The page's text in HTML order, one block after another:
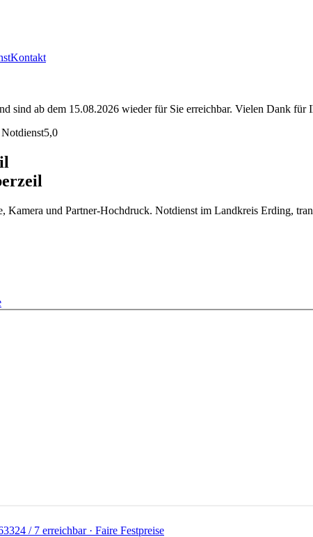
Kontakt
sind ab dem 15.08.2026 wieder für Sie erreichbar. Vielen Dank für
5,0
Kamera und Partner-Hochdruck. Notdienst im Landkreis Erding,
24 / 7 erreichbar · Faire Festpreise